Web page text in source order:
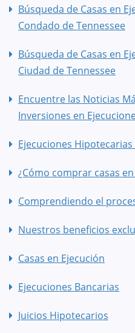
Búsqueda de Casas en
Condado de Tennessee
Búsqueda de Casas en
Ciudad de Tennessee
Encuentre las Noticias
Inversiones en
Ejecuciones
¿Cómo comprar casas
Comprendiendo el
Nuestros beneficios
Casas en Ejecución
Ejecuciones Bancarias
Juicios Hipotecarios